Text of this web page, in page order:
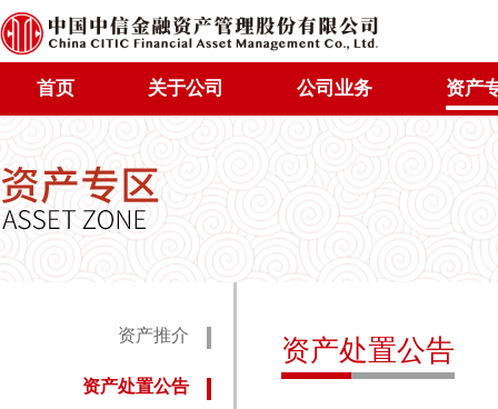
首页 关于公司 公司业务 资产
资产推介
资产处置公告
资产处置公告